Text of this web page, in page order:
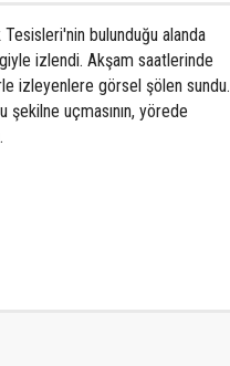
bulunduğu alanda
izlendi. Akşam saatlerinde
izleyenlere görsel şölen sundu.
şekilne uçmasının, yörede